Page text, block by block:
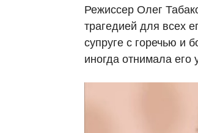
Режиссер Олег
трагедией для всех
супруге с горечью и
иногда отнимала его